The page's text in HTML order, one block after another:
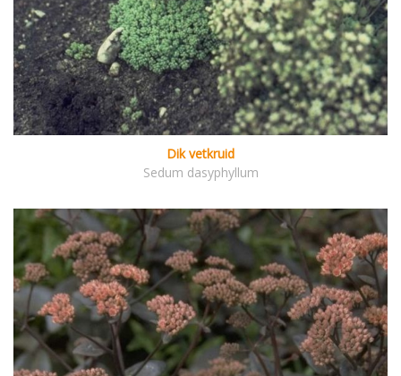
Dik vetkruid
Sedum dasyphyllum